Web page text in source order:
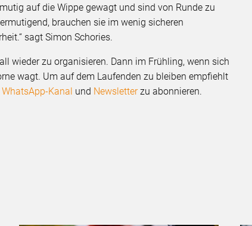
auf die Wippe gewagt und sind von Runde zu
brauchen sie im wenig sicheren
sagt Simon Schories.
wieder zu organisieren. Dann im Frühling, wenn sich
wagt. Um auf dem Laufenden zu bleiben empfiehlt
WhatsApp-Kanal und Newsletterzu abonnieren.